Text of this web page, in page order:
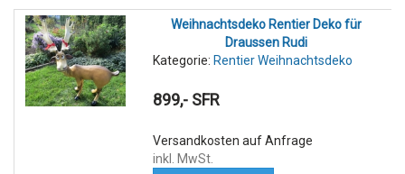
Weihnachtsdeko Rentier Deko für
Draussen Rudi
Kategorie: Rentier Weihnachtsdeko
899,- SFR
Versandkosten auf Anfrage
inkl. MwSt.